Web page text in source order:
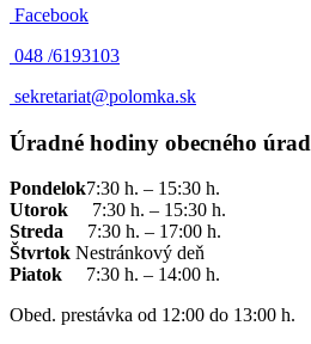
Facebook
048 /6193103
sekretariat@polomka.sk
Úradné hodiny obecného
Pondelok7:30 h. – 15:30 h.
Utorok 7:30 h. – 15:30 h.
Streda 7:30 h. – 17:00 h.
Štvrtok Nestránkový deň
Piatok
7:30 h. – 14:00 h.
Obed. prestávka od 12:00 do 13:00 h.